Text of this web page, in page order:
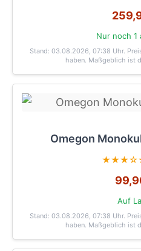
Nur noch 1
Stand: 03.08.2026, 07:38 Uhr.
haben. Maßgeblich ist
Omegon
Auf
Stand: 03.08.2026, 07:38 Uhr.
haben. Maßgeblich ist